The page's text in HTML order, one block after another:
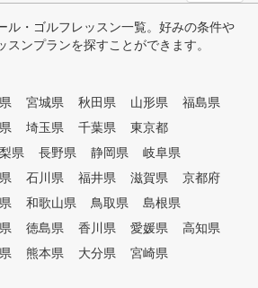
ル・ゴルフレッスン一覧。好みの条件や
ンプランを探すことができます。
宮城県 秋田県 山形県
福島県
埼玉県 千葉県
東京都
県 長野県 静岡県
岐阜県
石川県 福井県 滋賀県
京都府
和歌山県 鳥取県
島根県
徳島県 香川県 愛媛県
高知県
熊本県 大分県
宮崎県